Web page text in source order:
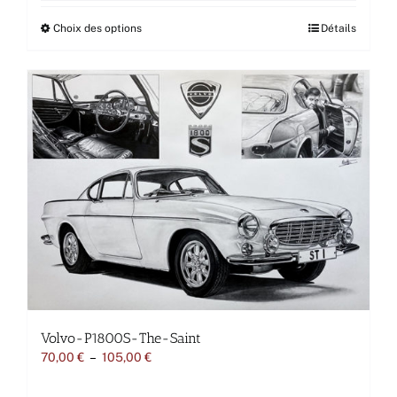
Choix des optionsCe
plusieurs
variations.
Les
options
peuvent
être
choisies
sur
la
page
produit
Détails
Volvo-P1800S-The-Saint
70,00 € – 105,00 €Plage